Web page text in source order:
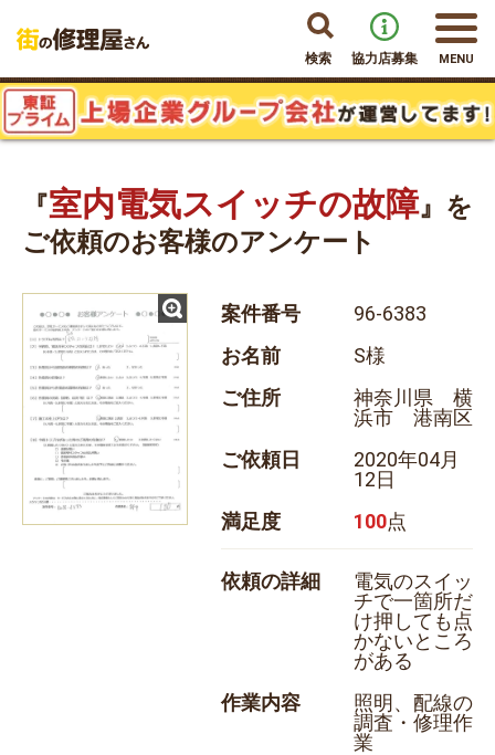
検索 協力店募集 MENU
『室内電気スイッチの故障』を
ご依頼のお客様のアンケート
案件番号
96-6383
お名前
S様
ご住所
神奈川県 横
浜市 港南区
ご依頼日
2020年04月
12日
満足度
100点
依頼の詳細
電気のスイッ
チで一箇所だ
け押しても点
かないところ
がある
作業内容
照明、配線の
調査・修理作
業